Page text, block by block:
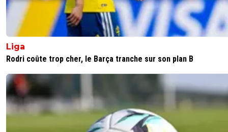
responsable de tout non plus, il a hérité d'un package
d'incompétents soigneusement choisi par le vieux sénile
narcissique et mythomane qui ne reconnaitre jamais la
moindre erreur de sa part.
0 + Répondre
je suis assez d accord avec toi, apres il faut bien
que chaque recrutement ou prolongation est un
ce pour tous les clubs, le 100 pour 100 de réussite
Liga
Rodri coûte trop cher, le Barça tranche sur son plan B